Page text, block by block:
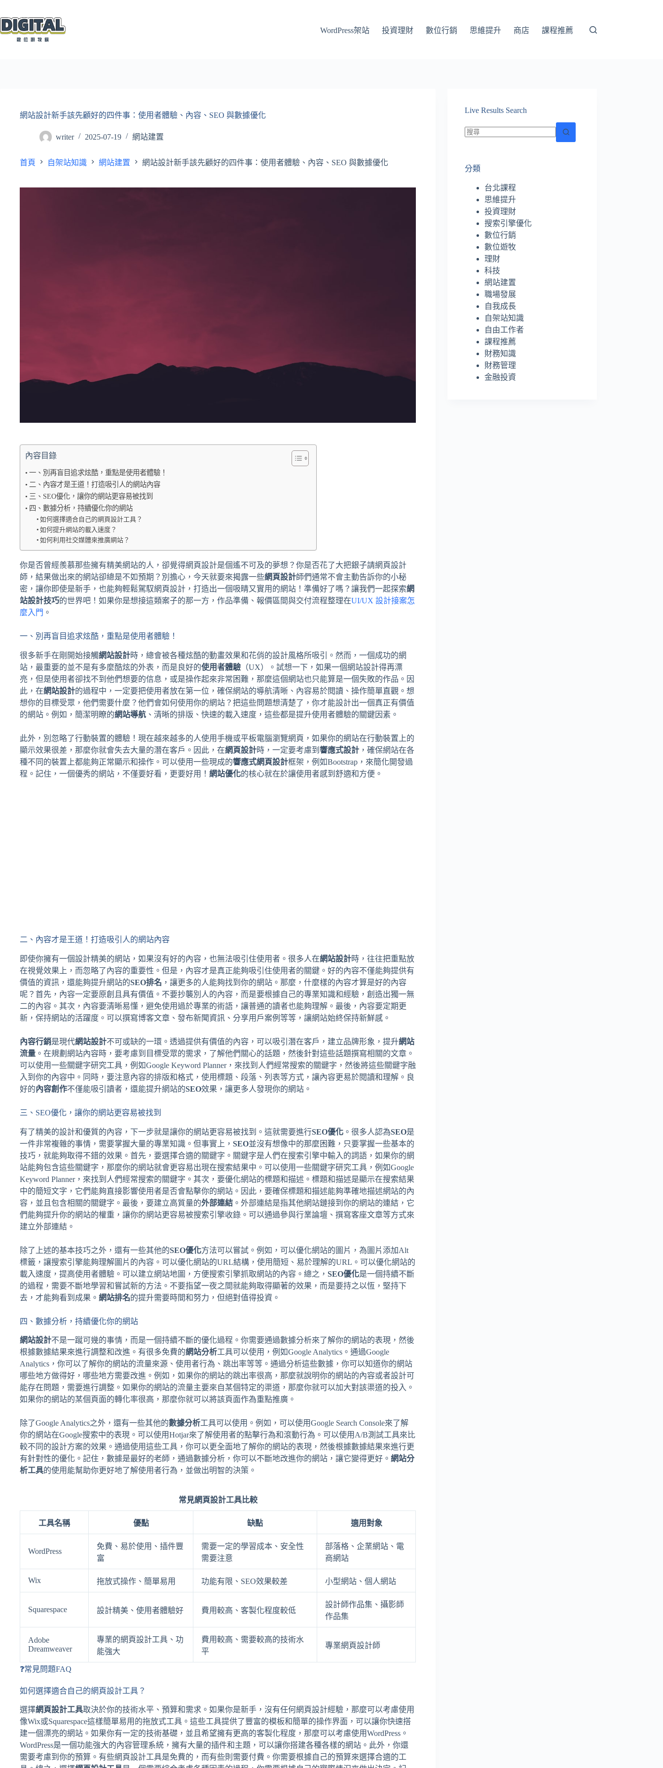
至
主
WordPress架站 投資理財 數位行銷 思維提升 商店 課程推薦
網站設計新手該先顧好的四件事：使用者體驗、內容、SEO 與數據優化
writer 2025-07-19 網站建置
首頁 自架站知識 網站建置 網站設計新手該先顧好的四件事：使用者體驗、內容、SEO 與數據優化
內容目錄
一、別再盲目追求炫酷，重點是使用者體驗！
二、內容才是王道！打造吸引人的網站內容
三、SEO優化，讓你的網站更容易被找到
四、數據分析，持續優化你的網站
如何選擇適合自己的網頁設計工具？
如何提升網站的載入速度？
如何利用社交媒體來推廣網站？
你是否曾經羨慕那些擁有精美網站的人，卻覺得網頁設計是個遙不可及的夢想？你是否花了大把銀子請網頁設計
師，結果做出來的網站卻總是不如預期？別擔心，今天就要來揭露一些網頁設計師們通常不會主動告訴你的小秘
密，讓你即使是新手，也能夠輕鬆駕馭網頁設計，打造出一個吸睛又實用的網站！準備好了嗎？讓我們一起探索網
站設計技巧的世界吧！如果你是想接這類案子的那一方，作品準備、報價區間與交付流程整理在UI/UX 設計接案怎
麼入門 。
一、別再盲目追求炫酷，重點是使用者體驗！
很多新手在剛開始接觸網站設計時，總會被各種炫酷的動畫效果和花俏的設計風格所吸引。然而，一個成功的網
站，最重要的並不是有多麼酷炫的外表，而是良好的使用者體驗 （UX）。試想一下，如果一個網站設計得再漂
亮，但是使用者卻找不到他們想要的信息，或是操作起來非常困難，那麼這個網站也只能算是一個失敗的作品。因
此，在網站設計的過程中，一定要把使用者放在第一位，確保網站的導航清晰、內容易於閱讀、操作簡單直觀。想
想你的目標受眾，他們需要什麼？他們會如何使用你的網站？把這些問題想清楚了，你才能設計出一個真正有價值
的網站。例如，簡潔明瞭的網站導航 、清晰的排版、快速的載入速度，這些都是提升使用者體驗的關鍵因素。
此外，別忽略了行動裝置的體驗！現在越來越多的人使用手機或平板電腦瀏覽網頁，如果你的網站在行動裝置上的
顯示效果很差，那麼你就會失去大量的潛在客戶。因此，在網頁設計時，一定要考慮到 響應式設計 ，確保網站在各
種不同的裝置上都能夠正常顯示和操作。可以使用一些現成的響應式網頁設計框架，例如Bootstrap，來簡化開發過
程。記住，一個優秀的網站，不僅要好看，更要好用！ 網站優化的核心就在於讓使用者感到舒適和方便。
二、內容才是王道！打造吸引人的網站內容
即使你擁有一個設計精美的網站，如果沒有好的內容，也無法吸引住使用者。很多人在網站設計時，往往把重點放
在視覺效果上，而忽略了內容的重要性。但是，內容才是真正能夠吸引住使用者的關鍵。好的內容不僅能夠提供有
價值的資訊，還能夠提升網站的SEO排名 ，讓更多的人能夠找到你的網站。那麼，什麼樣的內容才算是好的內容
呢？首先，內容一定要原創且具有價值。不要抄襲別人的內容，而是要根據自己的專業知識和經驗，創造出獨一無
二的內容。其次，內容要清晰易懂，避免使用過於專業的術語，讓普通的讀者也能夠理解。最後，內容要定期更
新，保持網站的活躍度。可以撰寫博客文章、發布新聞資訊、分享用戶案例等等，讓網站始終保持新鮮感。
內容行銷是現代網站設計不可或缺的一環。透過提供有價值的內容，可以吸引潛在客戶，建立品牌形象，提升網站
流量 。在規劃網站內容時，要考慮到目標受眾的需求，了解他們關心的話題，然後針對這些話題撰寫相關的文章。
可以使用一些關鍵字研究工具，例如Google Keyword Planner，來找到人們經常搜索的關鍵字，然後將這些關鍵字融
入到你的內容中。同時，要注意內容的排版和格式，使用標題、段落、列表等方式，讓內容更易於閱讀和理解。良
好的內容創作不僅能吸引讀者，還能提升網站的SEO效果，讓更多人發現你的網站。
三、SEO優化，讓你的網站更容易被找到
有了精美的設計和優質的內容，下一步就是讓你的網站更容易被找到。這就需要進行SEO優化 。很多人認為SEO是
一件非常複雜的事情，需要掌握大量的專業知識。但事實上， SEO並沒有想像中的那麼困難，只要掌握一些基本的
技巧，就能夠取得不錯的效果。首先，要選擇合適的關鍵字。關鍵字是人們在搜索引擎中輸入的詞語，如果你的網
站能夠包含這些關鍵字，那麼你的網站就會更容易出現在搜索結果中。可以使用一些關鍵字研究工具，例如Google
Keyword Planner，來找到人們經常搜索的關鍵字。其次，要優化網站的標題和描述。標題和描述是顯示在搜索結果
中的簡短文字，它們能夠直接影響使用者是否會點擊你的網站。因此，要確保標題和描述能夠準確地描述網站的內
容，並且包含相關的關鍵字。最後，要建立高質量的外部連結 。外部連結是指其他網站鏈接到你的網站的連結，它
們能夠提升你的網站的權重，讓你的網站更容易被搜索引擎收錄。可以通過參與行業論壇、撰寫客座文章等方式來
建立外部連結。
除了上述的基本技巧之外，還有一些其他的SEO優化方法可以嘗試。例如，可以優化網站的圖片，為圖片添加Alt
標籤，讓搜索引擎能夠理解圖片的內容。可以優化網站的URL結構，使用簡短、易於理解的URL。可以優化網站的
載入速度，提高使用者體驗。可以建立網站地圖，方便搜索引擎抓取網站的內容。總之， SEO優化是一個持續不斷
的過程，需要不斷地學習和嘗試新的方法。不要指望一夜之間就能夠取得顯著的效果，而是要持之以恆，堅持下
去，才能夠看到成果。 網站排名的提升需要時間和努力，但絕對值得投資。
四、數據分析，持續優化你的網站
網站設計不是一蹴可幾的事情，而是一個持續不斷的優化過程。你需要通過數據分析來了解你的網站的表現，然後
根據數據結果來進行調整和改進。有很多免費的網站分析工具可以使用，例如Google Analytics。通過Google
Analytics，你可以了解你的網站的流量來源、使用者行為、跳出率等等。通過分析這些數據，你可以知道你的網站
哪些地方做得好，哪些地方需要改進。例如，如果你的網站的跳出率很高，那麼就說明你的網站的內容或者設計可
能存在問題，需要進行調整。如果你的網站的流量主要來自某個特定的渠道，那麼你就可以加大對該渠道的投入。
如果你的網站的某個頁面的轉化率很高，那麼你就可以將該頁面作為重點推廣。
除了Google Analytics之外，還有一些其他的數據分析工具可以使用。例如，可以使用Google Search Console來了解
你的網站在Google搜索中的表現。可以使用Hotjar來了解使用者的點擊行為和滾動行為。可以使用A/B測試工具來比
較不同的設計方案的效果。通過使用這些工具，你可以更全面地了解你的網站的表現，然後根據數據結果來進行更
有針對性的優化。記住，數據是最好的老師，通過數據分析，你可以不斷地改進你的網站，讓它變得更好。 網站分
析工具的使用能幫助你更好地了解使用者行為，並做出明智的決策。
常見網頁設計工具比較
工具名稱 優點 缺點 適用對象
WordPress
免費、易於使用、插件豐
富
需要一定的學習成本、安全性
需要注意
部落格、企業網站、電
商網站
Wix 拖放式操作、簡單易用 功能有限、SEO效果較差 小型網站、個人網站
Squarespace 設計精美、使用者體驗好 費用較高、客製化程度較低
設計師作品集、攝影師
作品集
Adobe
Dreamweaver
專業的網頁設計工具、功
能強大
費用較高、需要較高的技術水
平
專業網頁設計師
❓常見問題FAQ
如何選擇適合自己的網頁設計工具？
選擇網頁設計工具取決於你的技術水平、預算和需求。如果你是新手，沒有任何網頁設計經驗，那麼可以考慮使用
像Wix或Squarespace這樣簡單易用的拖放式工具。這些工具提供了豐富的模板和簡單的操作界面，可以讓你快速搭
建一個漂亮的網站。如果你有一定的技術基礎，並且希望擁有更高的客製化程度，那麼可以考慮使用WordPress。
WordPress是一個功能強大的內容管理系統，擁有大量的插件和主題，可以讓你搭建各種各樣的網站。此外，你還
需要考慮到你的預算。有些網頁設計工具是免費的，而有些則需要付費。你需要根據自己的預算來選擇合適的工
Live Results Search
到
分類
台北課程
思維提升
投資理財
搜索引擎優化
數位行銷
數位遊牧
理財
科技
網站建置
職場發展
自我成長
自架站知識
自由工作者
課程推薦
財務知識
財務管理
金融投資